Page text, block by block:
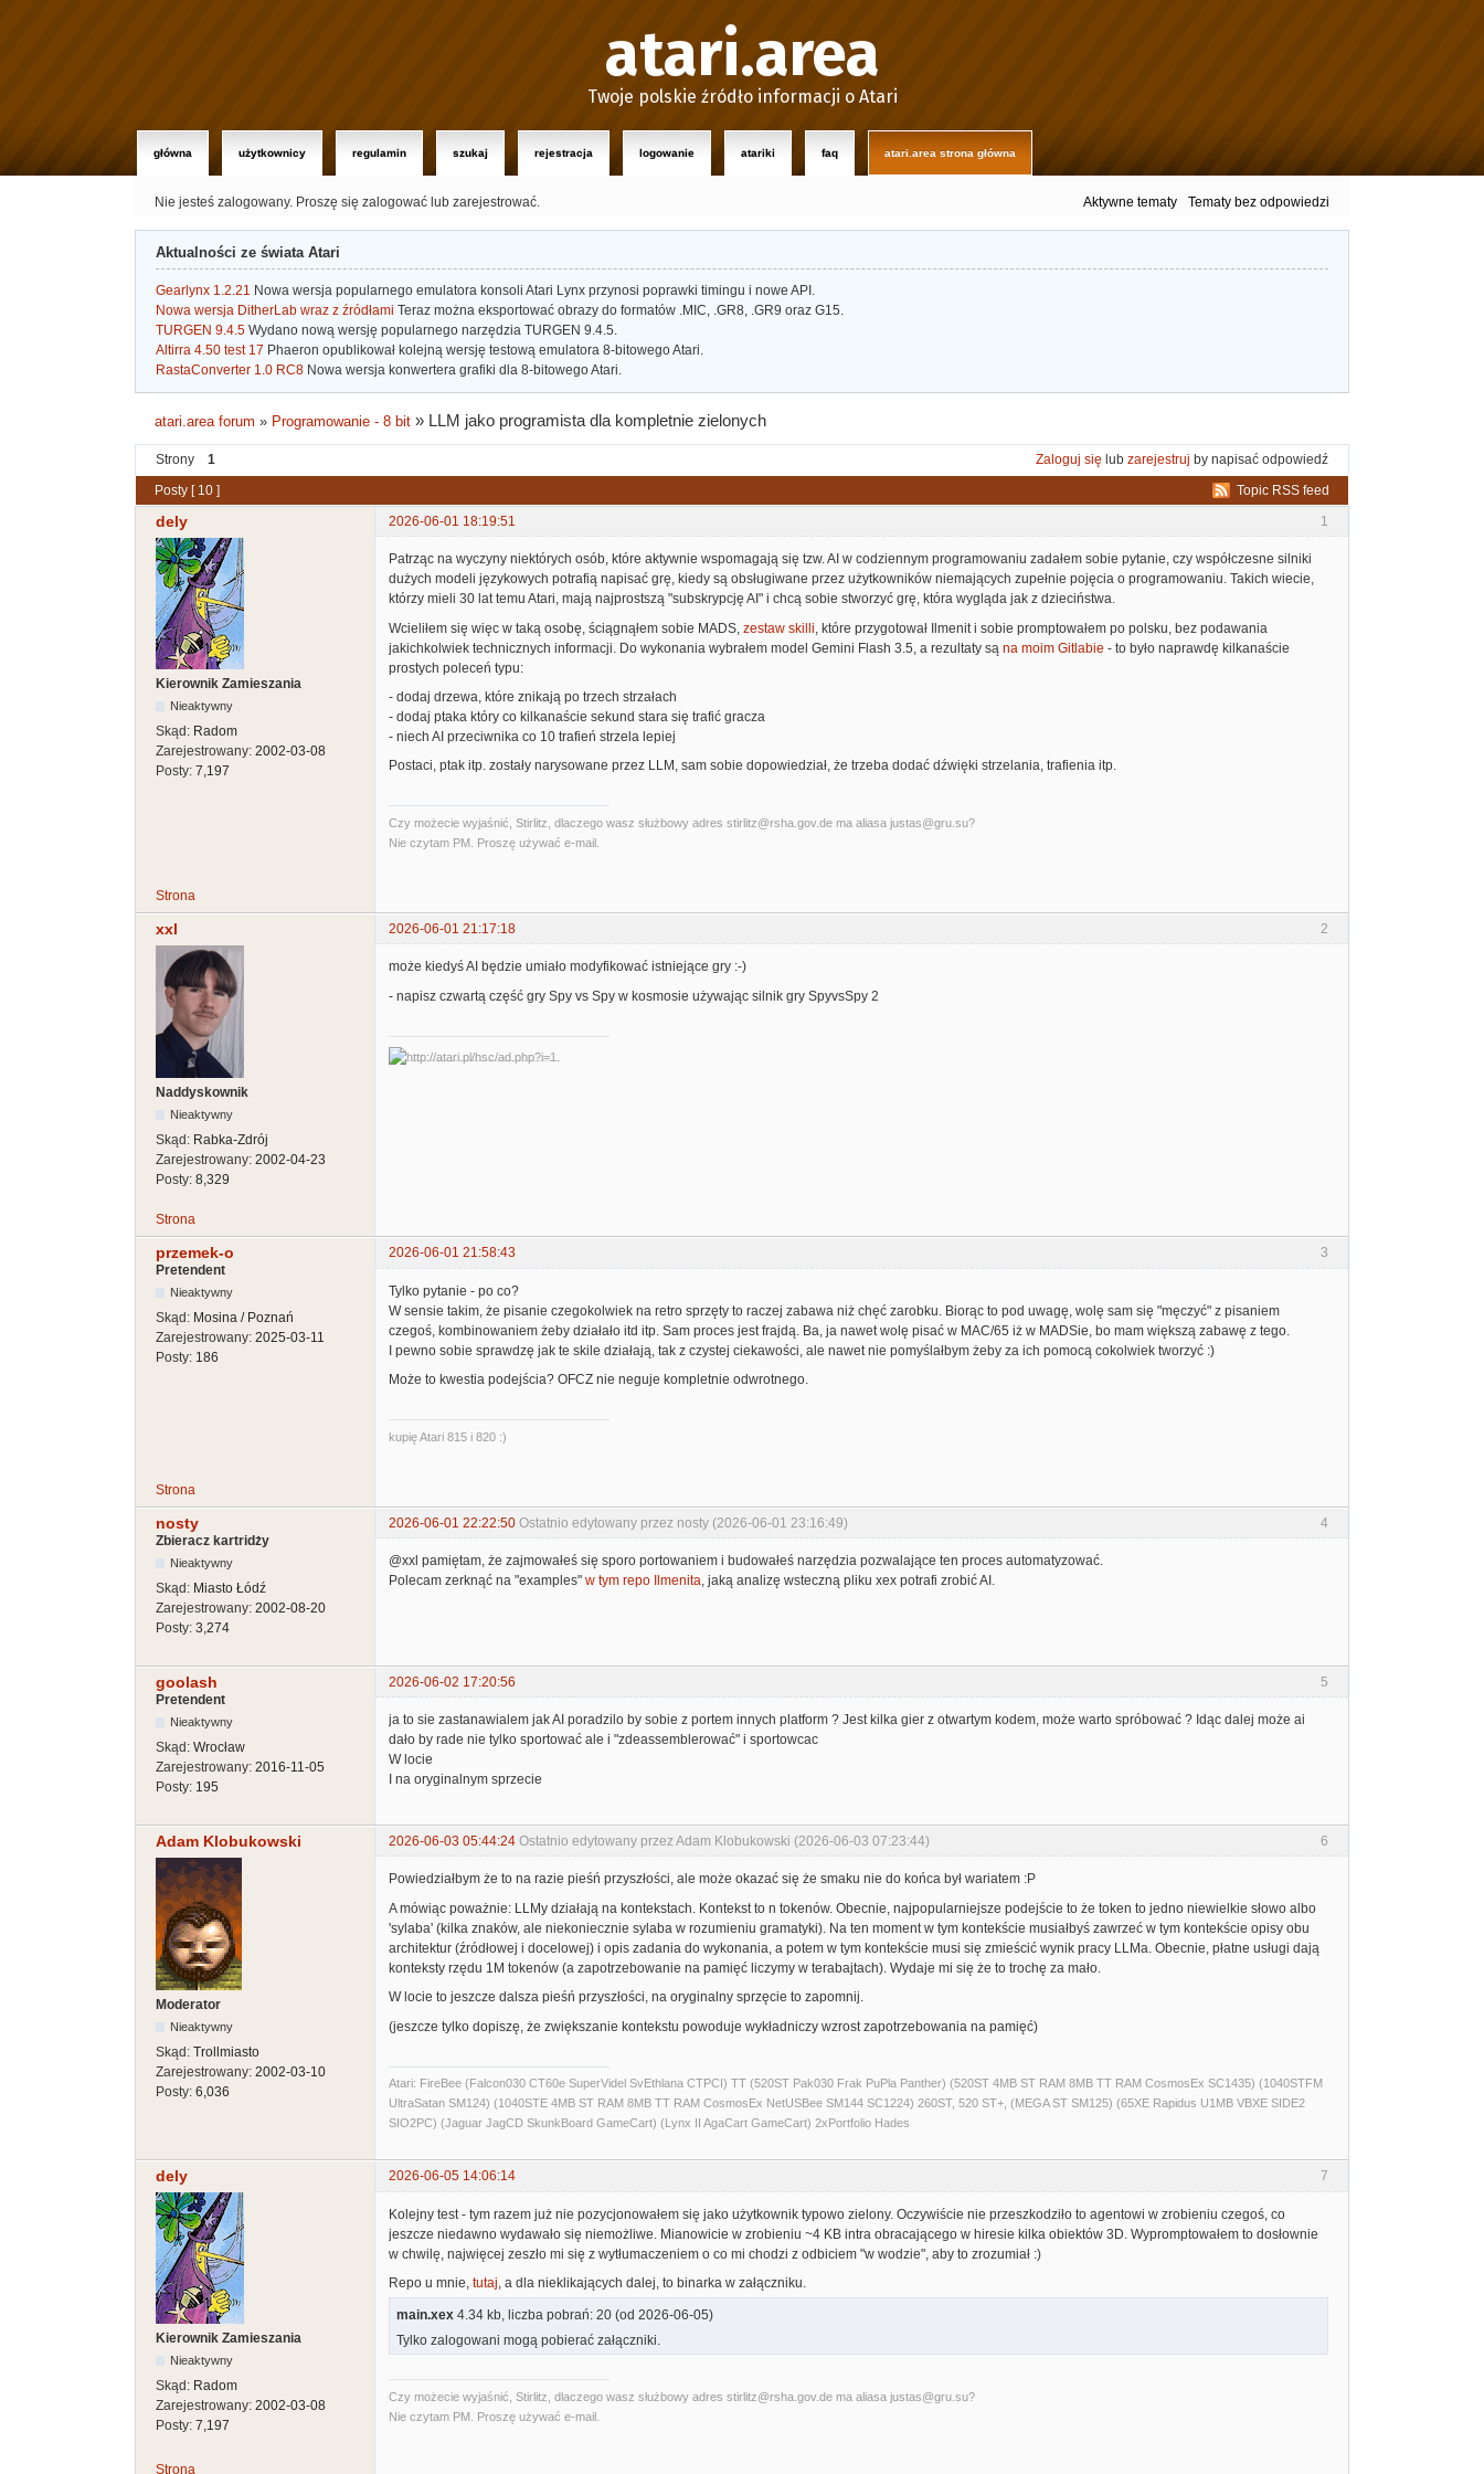
atari.area
Twoje polskie źródło informacji o Atari
główna użytkownicy regulamin szukaj rejestracja logowanie atariki faq atari.area strona główna
Nie jesteś zalogowany. Proszę się zalogować lub zarejestrować. Aktywne tematy Tematy bez odpowiedzi
Aktualności ze świata Atari
Gearlynx 1.2.21 Nowa wersja popularnego emulatora konsoli Atari Lynx przynosi poprawki timingu i nowe API.
Nowa wersja DitherLab wraz z źródłami Teraz można eksportować obrazy do formatów .MIC, .GR8, .GR9 oraz G15.
TURGEN 9.4.5 Wydano nową wersję popularnego narzędzia TURGEN 9.4.5.
Altirra 4.50 test 17 Phaeron opublikował kolejną wersję testową emulatora 8-bitowego Atari.
RastaConverter 1.0 RC8 Nowa wersja konwertera grafiki dla 8-bitowego Atari.
atari.area forum » Programowanie - 8 bit » LLM jako programista dla kompletnie zielonych
Strony 1 Zaloguj się lub zarejestruj by napisać odpowiedź
Topic RSS feed
Posty [ 10 ]
1
dely 2026-06-01 18:19:51
Kierownik Zamieszania
Nieaktywny
Skąd: Radom
Zarejestrowany: 2002-03-08
Posty: 7,197
Patrząc na wyczyny niektórych osób, które aktywnie wspomagają się tzw. AI w codziennym programowaniu zadałem sobie pytanie, czy współczesne silniki
dużych modeli językowych potrafią napisać grę, kiedy są obsługiwane przez użytkowników niemających zupełnie pojęcia o programowaniu. Takich wiecie,
którzy mieli 30 lat temu Atari, mają najprostszą "subskrypcję AI" i chcą sobie stworzyć grę, która wygląda jak z dzieciństwa.
Wcieliłem się więc w taką osobę, ściągnąłem sobie MADS, zestaw skilli , które przygotował Ilmenit i sobie promptowałem po polsku, bez podawania
jakichkolwiek technicznych informacji. Do wykonania wybrałem model Gemini Flash 3.5, a rezultaty są na moim Gitlabie - to było naprawdę kilkanaście
prostych poleceń typu:
- dodaj drzewa, które znikają po trzech strzałach
- dodaj ptaka który co kilkanaście sekund stara się trafić gracza
- niech AI przeciwnika co 10 trafień strzela lepiej
Postaci, ptak itp. zostały narysowane przez LLM, sam sobie dopowiedział, że trzeba dodać dźwięki strzelania, trafienia itp.
Czy możecie wyjaśnić, Stirlitz, dlaczego wasz służbowy adres stirlitz@rsha.gov.de ma aliasa justas@gru.su?
Nie czytam PM. Proszę używać e-mail.
Strona
2
xxl 2026-06-01 21:17:18
Naddyskownik
Nieaktywny
Skąd: Rabka-Zdrój
Zarejestrowany: 2002-04-23
Posty: 8,329
może kiedyś AI będzie umiało modyfikować istniejące gry :-)
- napisz czwartą część gry Spy vs Spy w kosmosie używając silnik gry SpyvsSpy 2
Strona
3
przemek-o
2026-06-01 21:58:43
Pretendent
Nieaktywny
Skąd: Mosina / Poznań
Zarejestrowany: 2025-03-11
Posty: 186
Tylko pytanie - po co?
W sensie takim, że pisanie czegokolwiek na retro sprzęty to raczej zabawa niż chęć zarobku. Biorąc to pod uwagę, wolę sam się "męczyć" z pisaniem
czegoś, kombinowaniem żeby działało itd itp. Sam proces jest frajdą. Ba, ja nawet wolę pisać w MAC/65 iż w MADSie, bo mam większą zabawę z tego.
I pewno sobie sprawdzę jak te skile działają, tak z czystej ciekawości, ale nawet nie pomyślałbym żeby za ich pomocą cokolwiek tworzyć :)
Może to kwestia podejścia? OFCZ nie neguje kompletnie odwrotnego.
kupię Atari 815 i 820 :)
Strona
4
nosty 2026-06-01 22:22:50 Ostatnio edytowany przez nosty (2026-06-01 23:16:49)
Zbieracz kartridży
Nieaktywny
Skąd: Miasto Łódź
Zarejestrowany: 2002-08-20
Posty: 3,274
@xxl pamiętam, że zajmowałeś się sporo portowaniem i budowałeś narzędzia pozwalające ten proces automatyzować.
Polecam zerknąć na "examples" w tym repo Ilmenita, jaką analizę wsteczną pliku xex potrafi zrobić AI.
5
goolash
2026-06-02 17:20:56
Pretendent
Nieaktywny
Skąd: Wrocław
Zarejestrowany: 2016-11-05
Posty: 195
ja to sie zastanawialem jak AI poradzilo by sobie z portem innych platform ? Jest kilka gier z otwartym kodem, może warto spróbować ? Idąc dalej może ai
dało by rade nie tylko sportować ale i "zdeassemblerować" i sportowcac
W locie
I na oryginalnym sprzecie
6
Adam Klobukowski 2026-06-03 05:44:24 Ostatnio edytowany przez Adam Klobukowski (2026-06-03 07:23:44)
Moderator
Nieaktywny
Skąd: Trollmiasto
Zarejestrowany: 2002-03-10
Posty: 6,036
Powiedziałbym że to na razie pieśń przyszłości, ale może okazać się że smaku nie do końca był wariatem :P
A mówiąc poważnie: LLMy działają na kontekstach. Kontekst to n tokenów. Obecnie, najpopularniejsze podejście to że token to jedno niewielkie słowo albo
'sylaba' (kilka znaków, ale niekoniecznie sylaba w rozumieniu gramatyki). Na ten moment w tym kontekście musiałbyś zawrzeć w tym kontekście opisy obu
architektur (źródłowej i docelowej) i opis zadania do wykonania, a potem w tym kontekście musi się zmieścić wynik pracy LLMa. Obecnie, płatne usługi dają
konteksty rzędu 1M tokenów (a zapotrzebowanie na pamięć liczymy w terabajtach). Wydaje mi się że to trochę za mało.
W locie to jeszcze dalsza pieśń przyszłości, na oryginalny sprzęcie to zapomnij.
(jeszcze tylko dopiszę, że zwiększanie kontekstu powoduje wykładniczy wzrost zapotrzebowania na pamięć)
Atari: FireBee (Falcon030 CT60e SuperVidel SvEthlana CTPCI) TT (520ST Pak030 Frak PuPla Panther) (520ST 4MB ST RAM 8MB TT RAM CosmosEx SC1435) (1040STFM
UltraSatan SM124) (1040STE 4MB ST RAM 8MB TT RAM CosmosEx NetUSBee SM144 SC1224) 260ST, 520 ST+, (MEGA ST SM125) (65XE Rapidus U1MB VBXE SIDE2
SIO2PC) (Jaguar JagCD SkunkBoard GameCart) (Lynx II AgaCart GameCart) 2xPortfolio Hades
7
dely 2026-06-05 14:06:14
Kierownik Zamieszania
Nieaktywny
Skąd: Radom
Zarejestrowany: 2002-03-08
Posty: 7,197
Kolejny test - tym razem już nie pozycjonowałem się jako użytkownik typowo zielony. Oczywiście nie przeszkodziło to agentowi w zrobieniu czegoś, co
jeszcze niedawno wydawało się niemożliwe. Mianowicie w zrobieniu ~4 KB intra obracającego w hiresie kilka obiektów 3D. Wypromptowałem to dosłownie
w chwilę, najwięcej zeszło mi się z wytłumaczeniem o co mi chodzi z odbiciem "w wodzie", aby to zrozumiał :)
Repo u mnie, tutaj, a dla nieklikających dalej, to binarka w załączniku.
main.xex 4.34 kb, liczba pobrań: 20 (od 2026-06-05)
Tylko zalogowani mogą pobierać załączniki.
Czy możecie wyjaśnić, Stirlitz, dlaczego wasz służbowy adres stirlitz@rsha.gov.de ma aliasa justas@gru.su?
Nie czytam PM. Proszę używać e-mail.
Strona